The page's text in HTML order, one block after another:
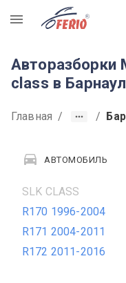
R
Авторазборки
class в
Главная / /
АВТОМОБИЛЬ
SLK CLASS
R170 1996-2004
R171 2004-2011
R172 2011-2016